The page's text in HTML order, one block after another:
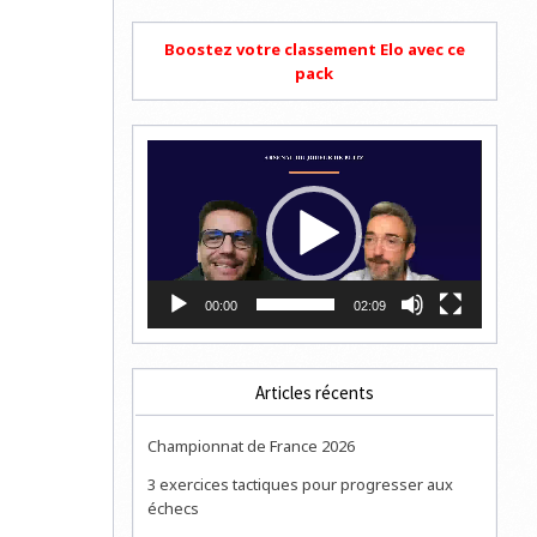
Boostez votre classement Elo avec ce
pack
00:00 02:09
Articles récents
Championnat de France 2026
3 exercices tactiques pour progresser aux
échecs